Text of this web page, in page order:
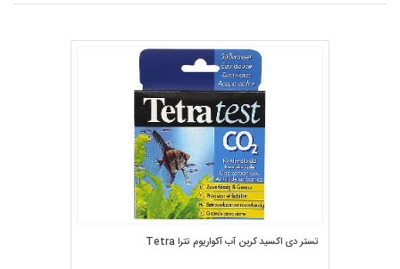
تستر دی اکسید کربن آب آکواریوم تترا Tetra